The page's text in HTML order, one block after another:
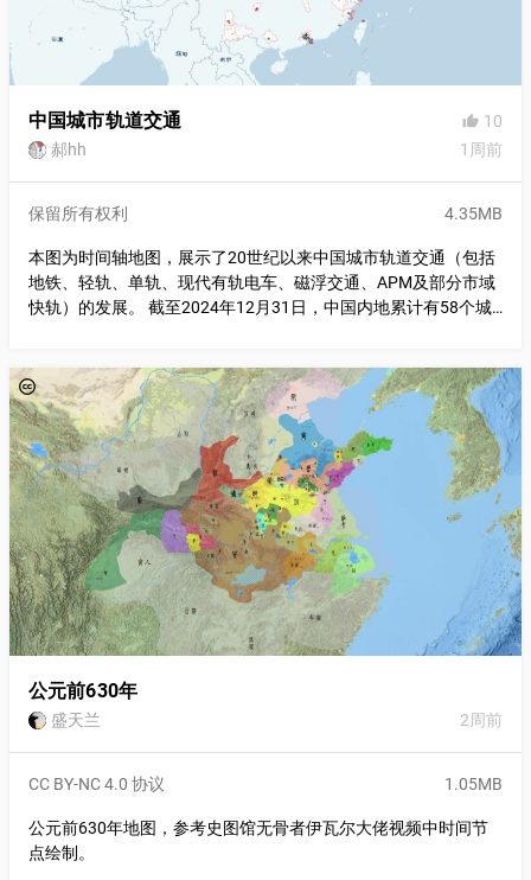
中国城市轨道交通 thumb_up 10
郝hh
1周前
保留所有权利 4.35MB
本图为时间轴地图，展示了20世纪以来中国城市轨道交通（包括
地铁、轻轨、单轨、现代有轨电车、磁浮交通、APM及部分市域
快轨）的发展。 截至2024年12月31日，中国内地累计有58个城
里、磁浮交通57.86公里、自导向轨道系统10.19公里、有轨电车
568.87公里、电子导向胶轮系统177.04公里、导轨式胶轮系统
49.36公里、悬挂式单轨10.5公里。 （主要数据来源：中国城市
轨道交通协会） 播放速度建议在月/秒至一年/秒之间。
公元前630年
盛天兰 2周前
CC BY-NC 4.0 协议 1.05MB
公元前630年地图，参考史图馆无骨者伊瓦尔大佬视频中时间节
点绘制。